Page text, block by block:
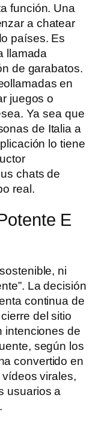
función. Una
a chatear
países. Es
llamada
de garabatos.
en
juegos o
Ya sea que
de Italia a
lo tiene
chats de
real.
E
ni
La decisión
continua de
del sitio
intenciones de
según los
convertido en
virales,
usuarios a